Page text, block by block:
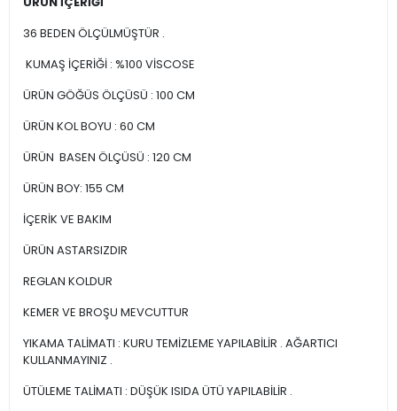
36 BEDEN ÖLÇÜLMÜŞTÜR .
KUMAŞ İÇERİĞİ : %100 VİSCOSE
ÜRÜN GÖĞÜS ÖLÇÜSÜ : 100 CM
ÜRÜN KOL BOYU : 60 CM
ÜRÜN BASEN ÖLÇÜSÜ : 120 CM
ÜRÜN BOY: 155 CM
İÇERİK VE BAKIM
ÜRÜN ASTARSIZDIR
REGLAN KOLDUR
KEMER VE BROŞU MEVCUTTUR
YIKAMA TALİMATI : KURU TEMİZLEME YAPILABİLİR . AĞARTICI
KULLANMAYINIZ .
ÜTÜLEME TALİMATI : DÜŞÜK ISIDA ÜTÜ YAPILABİLİR .